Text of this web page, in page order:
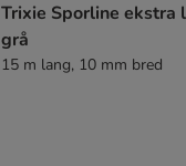
Trixie Sporline ekstra
grå
15 m lang, 10 mm bred